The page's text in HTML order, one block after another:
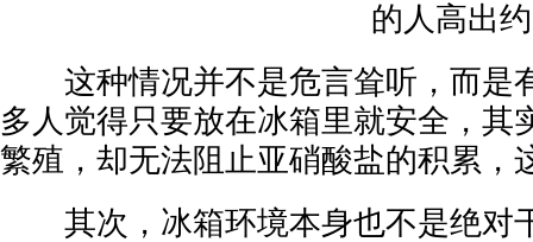
的人高出
这种情况并不是危言耸听，而是
多人觉得只要放在冰箱里就安全，其
繁殖，却无法阻止亚硝酸盐的积累，
其次，冰箱环境本身也不是绝对